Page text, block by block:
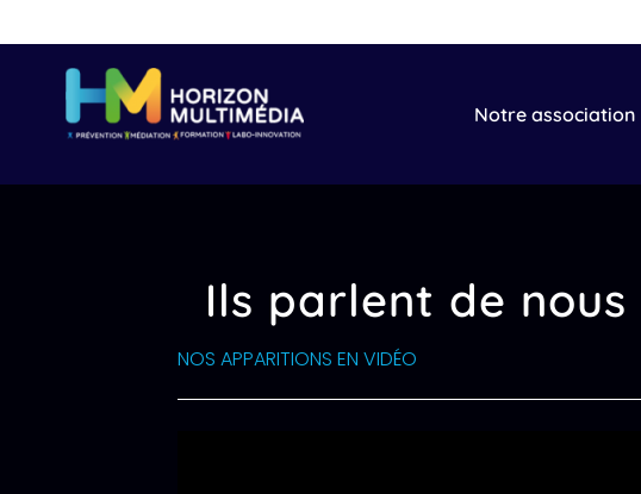
Notre association
Ils parlent de nous
NOS APPARITIONS EN VIDÉO